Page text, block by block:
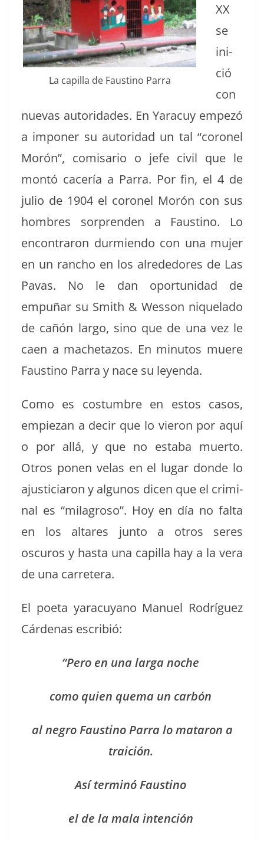
La capil­la de Fausti­no Parra
XX
se
ini­
ció
con
nuevas autori­dades. En Yaracuy empezó
a impon­er su autori­dad un tal “coro­nel
Morón”, comis­ario o jefe civ­il que le
mon­tó cac­ería a Par­ra. Por fin, el 4 de
julio de 1904 el coro­nel Morón con sus
hom­bres sor­pren­den a Fausti­no. Lo
encon­traron dur­mien­do con una mujer
en un ran­cho en los alrede­dores de Las
Pavas. No le dan opor­tu­nidad de
empuñar su Smith & Wes­son nique­la­do
de cañón largo, sino que de una vez le
caen a macheta­zos. En min­u­tos muere
Fausti­no Par­ra y nace su leyenda.
Como es cos­tum­bre en estos casos,
empiezan a decir que lo vieron por aquí
o por allá, y que no esta­ba muer­to.
Otros ponen velas en el lugar donde lo
ajus­ti­cia­ron y algunos dicen que el crim­i­
nal es “mila­groso”. Hoy en día no fal­ta
en los altares jun­to a otros seres
oscuros y has­ta una capil­la hay a la vera
de una carretera.
El poeta yaracuyano Manuel Rodríguez
Cár­de­nas escribió:
“Pero en una larga noche
como quien que­ma un carbón
al negro Fausti­no Par­ra lo mataron a
traición.
Así ter­minó Faustino
el de la mala intención